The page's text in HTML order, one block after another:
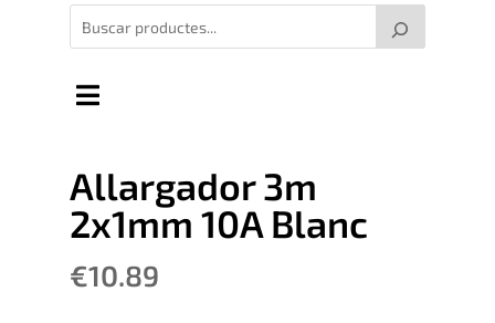
Allargador 3m
2x1mm 10A Blanc
€10.89